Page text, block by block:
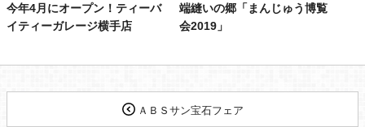
今年4月にオープン！ティーバ
イティーガレージ横手店
端縫いの郷「まんじゅう博覧
会2019」
ＡＢＳサン宝石フェア